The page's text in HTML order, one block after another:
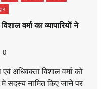
वर्मा का व्यापारियों ने
0
अधिवक्ता विशाल वर्मा को
मे सदस्य नामित किए जाने पर